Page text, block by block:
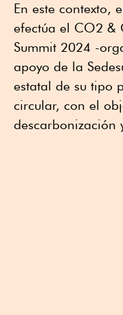
En este contexto,
efectúa el CO2 &
Summit 2024 -
apoyo de la
estatal de su tipo
circular, con el
descarbonización